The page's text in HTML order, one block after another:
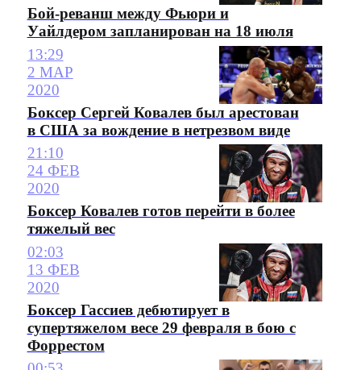
Бой-реванш между Фьюри и
Уайлдером запланирован на 18 июля
13:29
2 МАР
2020
Боксер Сергей Ковалев был арестован
в США за вождение в нетрезвом виде
21:10
24 ФЕВ
2020
Боксер Ковалев готов перейти в более
тяжелый вес
02:03
13 ФЕВ
2020
Боксер Гассиев дебютирует в
супертяжелом весе 29 февраля в бою с
Форрестом